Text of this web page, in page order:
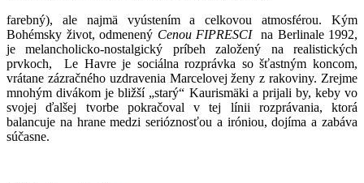
farebný), ale najmä vyústením a celkovou atmosférou. Kým
Bohémsky život, odmenený Cenou FIPRESCI na Berlinale 1992,
je melancholicko-nostalgický príbeh založený na realistických
prvkoch, Le Havre je sociálna rozprávka so šťastným koncom,
vrátane zázračného uzdravenia Marcelovej ženy z rakoviny. Zrejme
mnohým divákom je bližší „starý“ Kaurismäki a prijali by, keby vo
svojej ďalšej tvorbe pokračoval v tej línii rozprávania, ktorá
balancuje na hrane medzi serióznosťou a iróniou, dojíma a zabáva
súčasne.